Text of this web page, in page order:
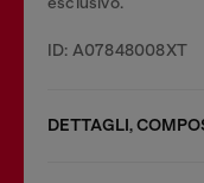
ID: A07848008XT
DETTAGLI,